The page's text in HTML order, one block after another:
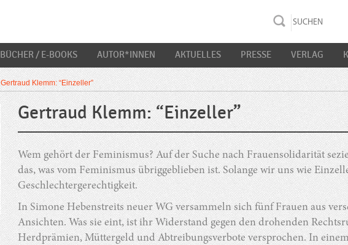
BÜCHER / E-BOOKS AUTOR*INNEN AKTUELLES PRESSE VERLAG
Gertraud Klemm: “Einzeller”
Gertraud Klemm: “Einzeller”
Wem gehört der Feminismus? Auf der Suche nach Frauensolidarität
das, was vom Feminismus übriggeblieben ist. Solange wir uns wie
Geschlechtergerechtigkeit.
In Simone Hebenstreits neuer WG versammeln sich fünf Frauen aus
Ansichten. Was sie eint, ist ihr Widerstand gegen den drohenden
Herdprämien, Müttergeld und Abtreibungsverbote versprochen. In